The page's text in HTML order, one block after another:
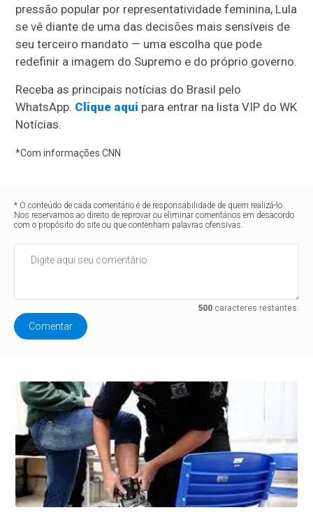
pressão popular por representatividade feminina, Lula
se vê diante de uma das decisões mais sensíveis de
seu terceiro mandato — uma escolha que pode
redefinir a imagem do Supremo e do próprio governo.
Receba as principais notícias do Brasil pelo
WhatsApp. Clique aqui para entrar na lista VIP do WK
Notícias.
*Com informações CNN
* O conteúdo de cada comentário é de responsabilidade de quem realizá-lo.
Nos reservamos ao direito de reprovar ou eliminar comentários em desacordo
com o propósito do site ou que contenham palavras ofensivas.
500caracteres restantes.
Comentar